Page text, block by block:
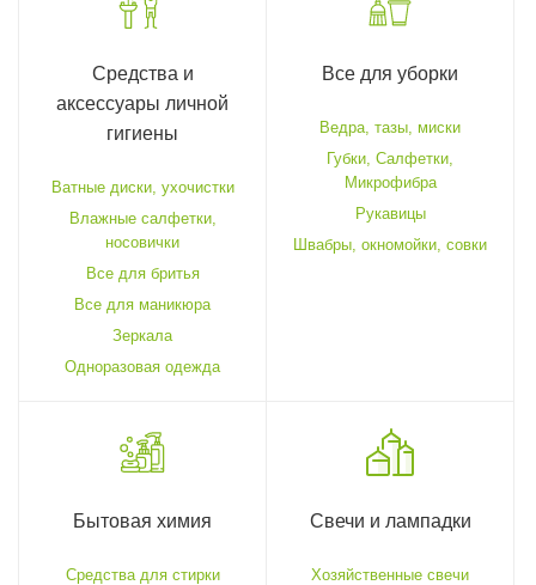
Средства и
аксессуары личной
гигиены
Ватные диски, ухочистки
Влажные салфетки,
носовички
Все для бритья
Все для маникюра
Зеркала
Одноразовая одежда
Все для уборки
Ведра, тазы, миски
Губки, Салфетки,
Микрофибра
Рукавицы
Швабры, окномойки, совки
Бытовая химия
Средства для стирки
Свечи и лампадки
Хозяйственные свечи